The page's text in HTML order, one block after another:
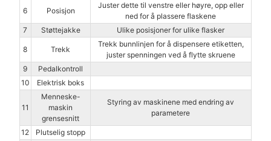
6 Posisjon
Juster dette til venstre eller høyre, opp eller
ned for å plassere flaskene
7
Støttejakke Ulike posisjoner for ulike flasker
8 Trekk
Trekk bunnlinjen for å dispensere etiketten,
juster spenningen ved å flytte skruene
9
Pedalkontroll
10
Elektrisk boks
11
Menneske-
maskin
grensesnitt
Styring av maskinene med endring av
parametere
12
Plutselig stopp